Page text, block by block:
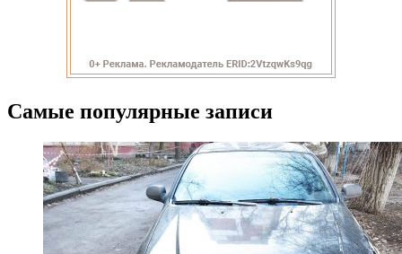
Самые популярные записи